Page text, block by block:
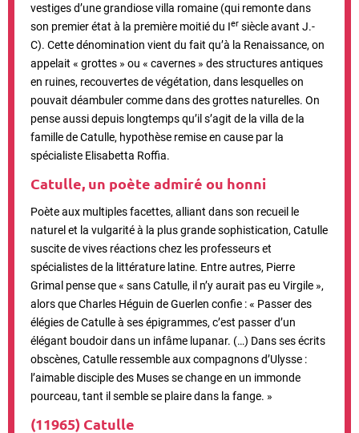
vestiges d’une grandiose villa romaine (qui remontedans
son premier état à la première moitié du Ier siècle avant J.-
C). Cette dénomination vient du fait qu’à la Renaissance, on
appelait « grottes » ou « cavernes » des structures antiques
en ruines, recouvertes de végétation, dans lesquelles on
pouvait déambuler comme dans des grottes naturelles. On
pense aussi depuis longtemps qu’il s’agit de la villa de la
famille de Catulle, hypothèse remise en cause par la
spécialiste Elisabetta Roffia.
Catulle, un poète admiré ou honni
Poète aux multiples facettes, alliant dans son recueil le
naturel et la vulgarité à la plus grande sophistication, Catulle
suscite de vives réactions chez les professeurs et
spécialistes de la littérature latine. Entre autres, Pierre
Grimal pense que « sans Catulle, il n’y aurait pas eu Virgile »,
alors que Charles Héguin de Guerlen confie : « Passer des
élégies de Catulle à ses épigrammes, c’est passer d’un
élégant boudoir dans un infâme lupanar. (…) Dans ses écrits
obscènes, Catulle ressemble aux compagnons d’Ulysse :
l’aimable disciple des Muses se change en un immonde
pourceau, tant il semble se plaire dans la fange. »
(11965) Catulle